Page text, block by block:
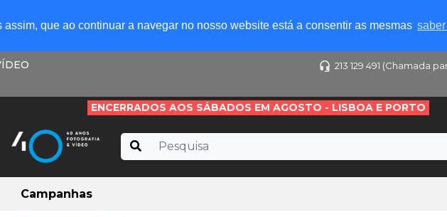
que ao continuar a navegar no nosso website está a consentir as mesmas
213 129 491 (Chamada
ENCERRADOS AOS SÁBADOS EM AGOSTO - LISBOA E PORTO
Campanhas